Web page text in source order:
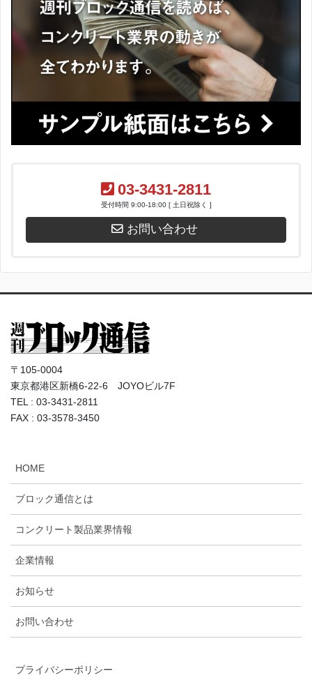
03-3431-2811
受付時間 9:00-18:00 [ 土日祝除く ]
お問い合わせ
〒105-0004
東京都港区新橋6-22-6 JOYOビル7F
TEL : 03-3431-2811
FAX : 03-3578-3450
HOME
ブロック通信とは
コンクリート製品業界情報
企業情報
お知らせ
お問い合わせ
プライバシーポリシー